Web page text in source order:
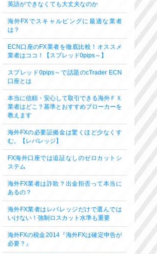
英語ができなくても大丈夫なのか
海外FXでスキャルピングに最適な業者
は？
ECN口座のFX業者を徹底比較！オススメ
業者はココ！【スプレッド0pips～】
スプレッド0pips～で話題のcTrader ECN
口座とは
本当に信頼・安心して取引できる海外ＦＸ
業者はどこ？基準とおすすめブローカーを
教えます
海外FXの必要証拠金は驚くほど少なくす
む。【レバレッジ】
FX海外口座では追証なしのゼロカットシ
ステム
海外FX業者は詐欺？出金拒否って本当に
あるの？
海外FX業者はレバレッジだけで選んでは
いけない！強制ロスカット水準も重要
海外FXの税金2014『海外FXは確定申告が
必要？』